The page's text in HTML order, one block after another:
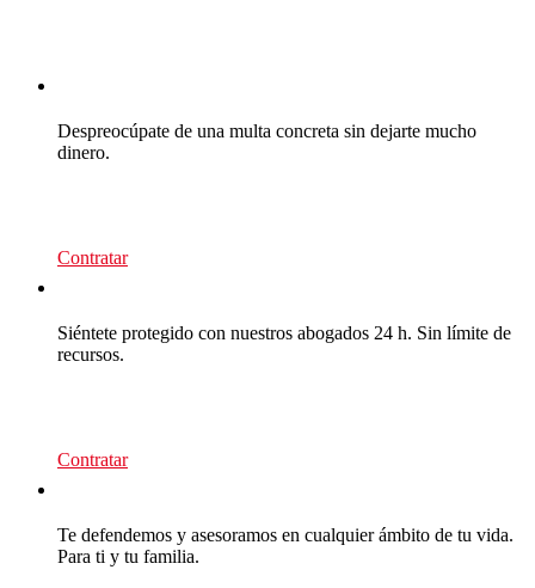
Despreocúpate de una multa concreta sin dejarte mucho
dinero.
Contratar
Siéntete protegido con nuestros abogados 24 h. Sin límite de
recursos.
Contratar
Te defendemos y asesoramos en cualquier ámbito de tu vida.
Para ti y tu familia.